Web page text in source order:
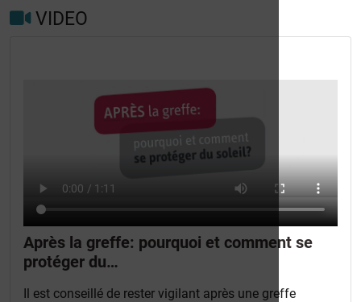
VIDEO
Après la greffe: pourquoi et comment se
protéger du…
Il est conseillé de rester vigilant après une greffe